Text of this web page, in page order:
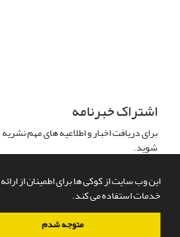
این وب سایت از کوکی ها برای اطمینان از
خدمات استفاده می کند.
متوجه شدم
اشتراک خبرنامه
برای دریافت اخبار و اطلاعیه های مهم
شوید.